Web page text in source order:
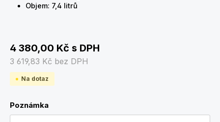
Objem: 7,4 litrů
4 380,00 Kč s DPH
3 619,83 Kč bez DPH
Na dotaz
Poznámka